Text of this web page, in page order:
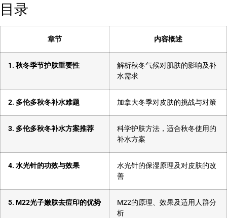
目录
章节 内容概述
1. 秋冬季节护肤重要性
解析秋冬气候对肌肤的影响及补
水需求
2. 多伦多秋冬补水难题 加拿大冬季对皮肤的挑战与对策
3. 多伦多秋冬补水方案推荐
科学护肤方法，适合秋冬使用的
补水方案
4. 水光针的功效与效果
水光针的保湿原理及对皮肤的改
善
5. M22光子嫩肤去痘印的优势
M22的原理、效果及适用人群分
析